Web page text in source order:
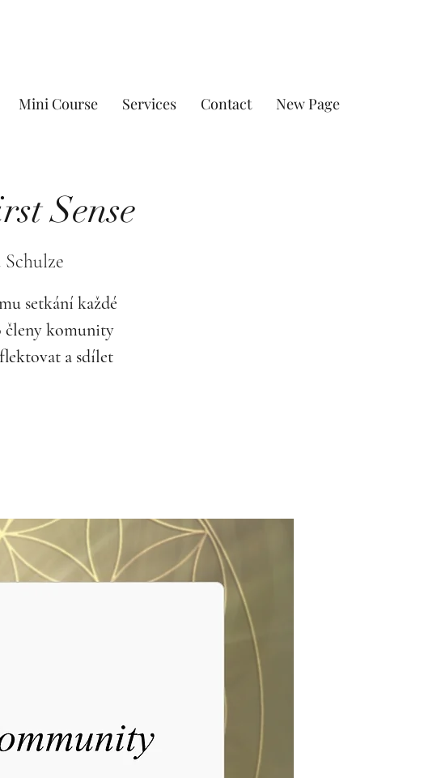
Mini Course Services Contact New Page
Sense
setkání každé
členy komunity
a sdílet